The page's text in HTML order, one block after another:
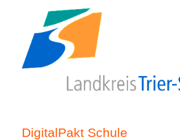
DigitalPakt Schule